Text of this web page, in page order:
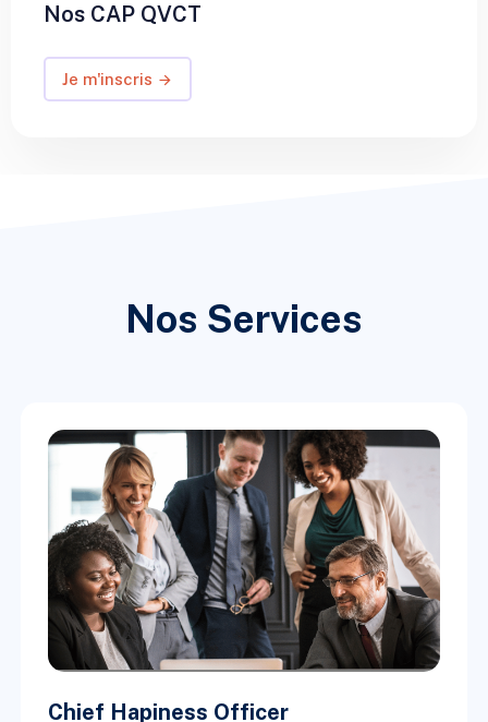
Nos CAP QVCT
Je m'inscris
Nos Services
Chief Hapiness Officer